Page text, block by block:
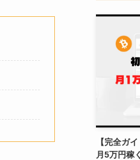
【完全ガ
月5万円稼